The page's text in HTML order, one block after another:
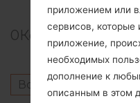
0 Комментарии
Войдите чтобы
приложением или
сервисов, которые
приложение,
необходимых
дополнение к
описанным в этом